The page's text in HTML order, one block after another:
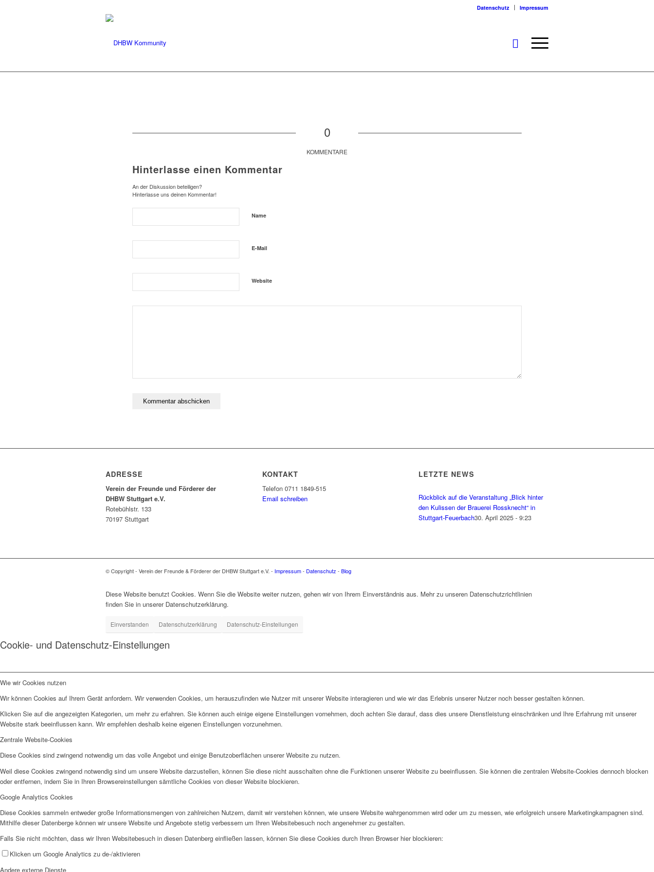
Datenschutz Impressum
0
KOMMENTARE
Hinterlasse einen Kommentar
An der Diskussion beteiligen?
Hinterlasse uns deinen Kommentar!
Name
E-Mail
Website
ADRESSE
Verein der Freunde und Förderer der
DHBW Stuttgart e.V.
Rotebühlstr. 133
70197 Stuttgart
KONTAKT
Telefon 0711 1849-515
Email schreiben
LETZTE NEWS
Rückblick auf die Veranstaltung „Blick hinter
den Kulissen der Brauerei Rossknecht“ in
Stuttgart-Feuerbach30. April 2025 - 9:23
© Copyright - Verein der Freunde & Förderer der DHBW Stuttgart e.V. - Impressum- Datenschutz - Blog
Diese Website benutzt Cookies. Wenn Sie die Website weiter nutzen, gehen wir von Ihrem Einverständnis aus. Mehr zu unseren Datenschutzrichtlinien
finden Sie in unserer Datenschutzerklärung.
Einverstanden Datenschutzerklärung Datenschutz-Einstellungen
Cookie- und Datenschutz-Einstellungen
Wie wir Cookies nutzen
Wir können Cookies auf Ihrem Gerät anfordern. Wir verwenden Cookies, um herauszufinden wie Nutzer mit unserer Website interagieren und wie wir das Erlebnis unserer Nutzer noch besser gestalten können.
Klicken Sie auf die angezeigten Kategorien, um mehr zu erfahren. Sie können auch einige eigene Einstellungen vornehmen, doch achten Sie darauf, dass dies unsere Dienstleistung einschränken und Ihre Erfahrung mit unserer
Website stark beeinflussen kann. Wir empfehlen deshalb keine eigenen Einstellungen vorzunehmen.
Zentrale Website-Cookies
Diese Cookies sind zwingend notwendig um das volle Angebot und einige Benutzoberflächen unserer Website zu nutzen.
Weil diese Cookies zwingend notwendig sind um unsere Website darzustellen, können Sie diese nicht ausschalten ohne die Funktionen unserer Website zu beeinflussen. Sie können die zentralen Website-Cookies dennoch blocken
oder entfernen, indem Sie in Ihren Browsereinstellungen sämtliche Cookies von dieser Website blockieren.
Google Analytics Cookies
Diese Cookies sammeln entweder große Informationsmengen von zahlreichen Nutzern, damit wir verstehen können, wie unsere Website wahrgenommen wird oder um zu messen, wie erfolgreich unsere Marketingkampagnen sind.
Mithilfe dieser Datenberge können wir unsere Website und Angebote stetig verbessern um Ihren Websitebesuch noch angenehmer zu gestalten.
Falls Sie nicht möchten, dass wir Ihren Websitebesuch in diesen Datenberg einfließen lassen, können Sie diese Cookies durch Ihren Browser hier blockieren:
Klicken um Google Analytics zu de-/aktivieren
Andere externe Dienste